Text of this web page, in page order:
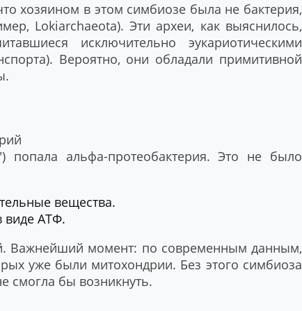
хозяином в этом симбиозе была не бактерия,
Lokiarchaeota). Эти археи, как выяснилось,
исключительно эукариотическими
Вероятно, они обладали примитивной
попала альфа-протеобактерия. Это не было
вещества.
виде АТФ.
Важнейший момент: по современным данным,
уже были митохондрии. Без этого симбиоза
смогла бы возникнуть.